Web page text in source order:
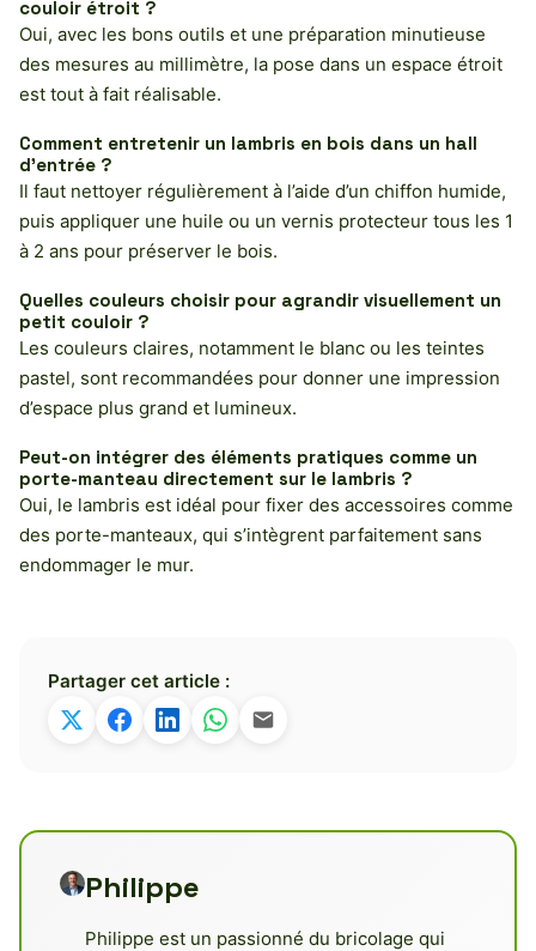
couloir étroit ?
Oui, avec les bons outils et une préparation minutieuse
des mesures au millimètre, la pose dans un espace étroit
est tout à fait réalisable.
Comment entretenir un lambris en bois dans un hall
d’entrée ?
Il faut nettoyer régulièrement à l’aide d’un chiffon humide,
puis appliquer une huile ou un vernis protecteur tous les 1
à 2 ans pour préserver le bois.
Quelles couleurs choisir pour agrandir visuellement un
petit couloir ?
Les couleurs claires, notamment le blanc ou les teintes
pastel, sont recommandées pour donner une impression
d’espace plus grand et lumineux.
Peut-on intégrer des éléments pratiques comme un
porte-manteau directement sur le lambris ?
Oui, le lambris est idéal pour fixer des accessoires comme
des porte-manteaux, qui s’intègrent parfaitement sans
endommager le mur.
Partager cet article :
Philippe
Philippe est un passionné du bricolage qui